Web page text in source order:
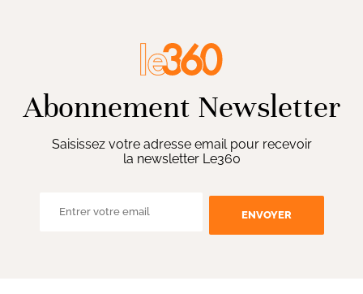
Abonnement Newsletter
Saisissez votre adresse email pour recevoir
la newsletter Le360
ENVOYER